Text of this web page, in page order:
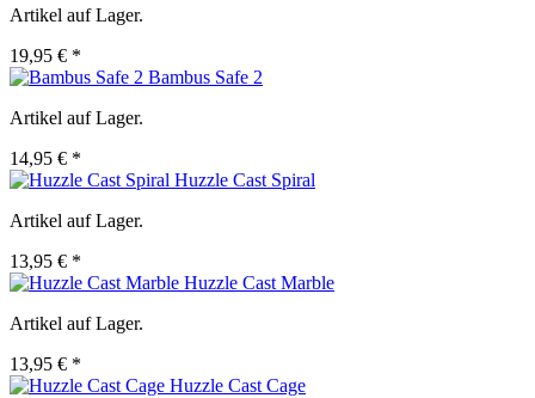
Artikel auf Lager.
19,95 € *
Bambus Safe 2
Artikel auf Lager.
14,95 € *
Huzzle Cast Spiral
Artikel auf Lager.
13,95 € *
Huzzle Cast Marble
Artikel auf Lager.
13,95 € *
Huzzle Cast Cage